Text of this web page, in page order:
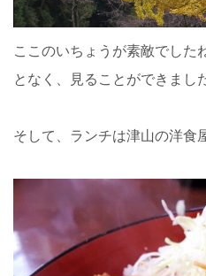
ここのいちょうが素敵でした
となく、見ることができまし
そして、ランチは津山の洋食